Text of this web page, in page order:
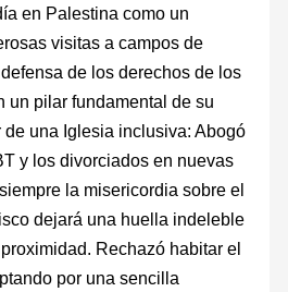
en Palestina como un
visitas a campos de
de los derechos de los
un pilar fundamental de su
de una Iglesia inclusiva: Abogó
y los divorciados en nuevas
la misericordia sobre el
dejará una huella indeleble
Rechazó habitar el
por una sencilla